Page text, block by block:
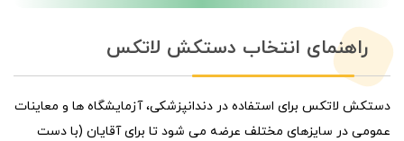
راهنمای انتخاب دستکش لاتکس
دستکش لاتکس برای استفاده در دندانپزشکی، آزمایشگاه ها و معاینات
عمومی در سایزهای مختلف عرضه می شود تا برای آقایان (با دست